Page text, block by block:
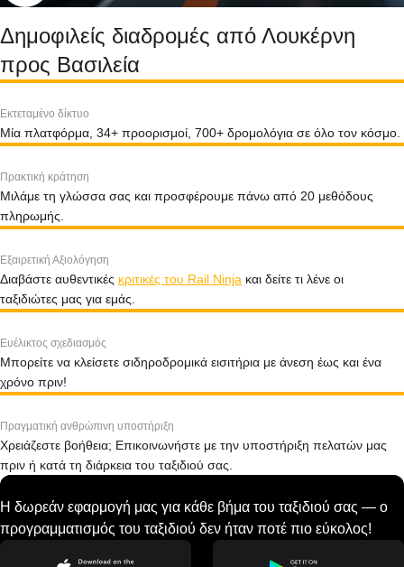
Δημοφιλείς διαδρομές από Λουκέρνη
προς Βασιλεία
Εκτεταμένο δίκτυο
Μία πλατφόρμα, 34+ προορισμοί, 700+ δρομολόγια σε όλο τον κόσμο.
Πρακτική κράτηση
Μιλάμε τη γλώσσα σας και προσφέρουμε πάνω από 20 μεθόδους
πληρωμής.
Εξαιρετική Αξιολόγηση
Διαβάστε αυθεντικές κριτικές του Rail Ninja και δείτε τι λένε οι
ταξιδιώτες μας για εμάς.
Ευέλικτος σχεδιασμός
Μπορείτε να κλείσετε σιδηροδρομικά εισιτήρια με άνεση έως και ένα
χρόνο πριν!
Πραγματική ανθρώπινη υποστήριξη
Χρειάζεστε βοήθεια; Επικοινωνήστε με την υποστήριξη πελατών μας
πριν ή κατά τη διάρκεια του ταξιδιού σας.
Η δωρεάν εφαρμογή μας για κάθε βήμα του ταξιδιού σας — ο
προγραμματισμός του ταξιδιού δεν ήταν ποτέ πιο εύκολος!